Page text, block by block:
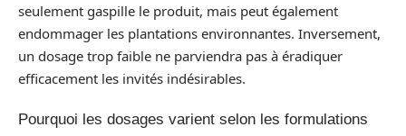
seulement gaspille le produit, mais peut également
endommager les plantations environnantes. Inversement,
un dosage trop faible ne parviendra pas à éradiquer
efficacement les invités indésirables.
Pourquoi les dosages varient selon les formulations